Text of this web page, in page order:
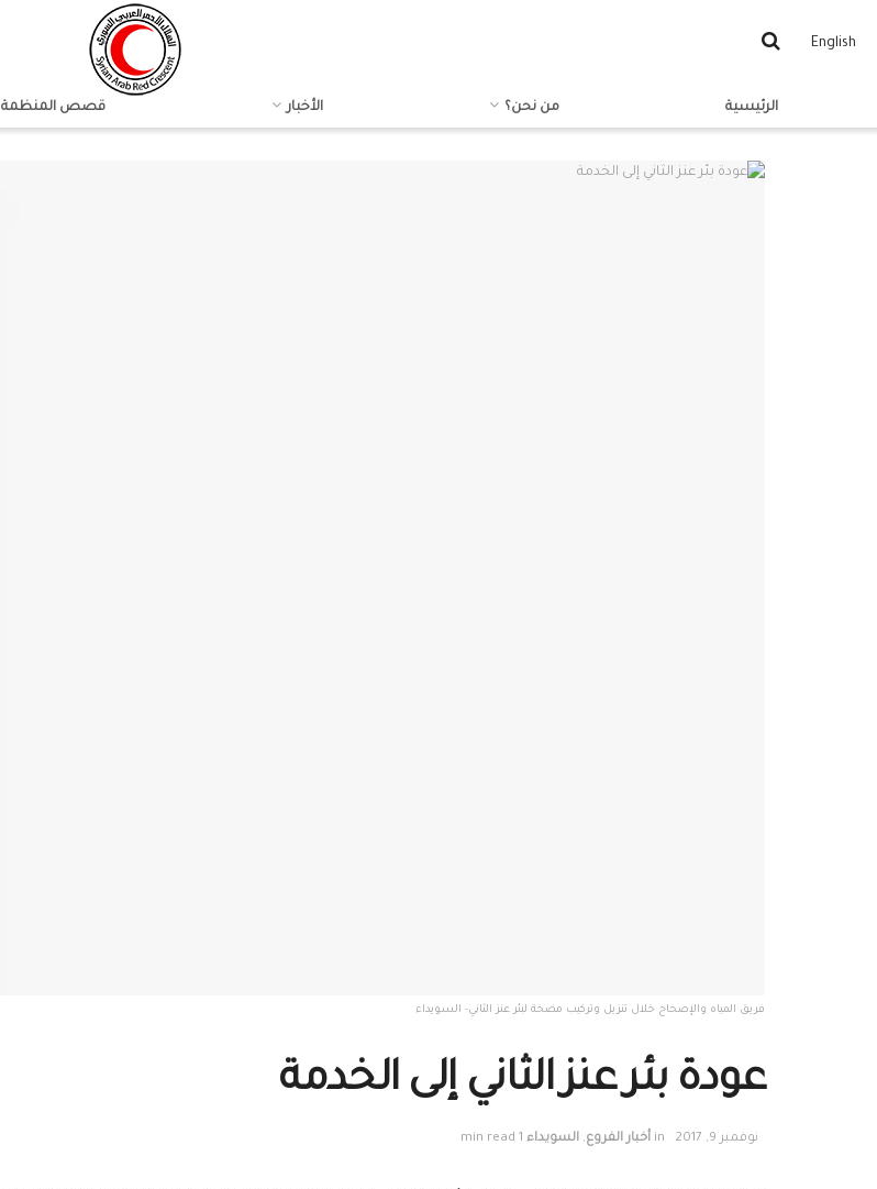
English
الرئيسية من نحن؟ الأخبار قصص المنظمة
فريق المياه والإصحاح خلال تنزيل وتركيب مضخة لبئر عنز الثاني- السويداء
عودة بئر عنز الثاني إلى الخدمة
نوفمبر 9, 2017 in أخبار الفروع, السويداء 1 min read